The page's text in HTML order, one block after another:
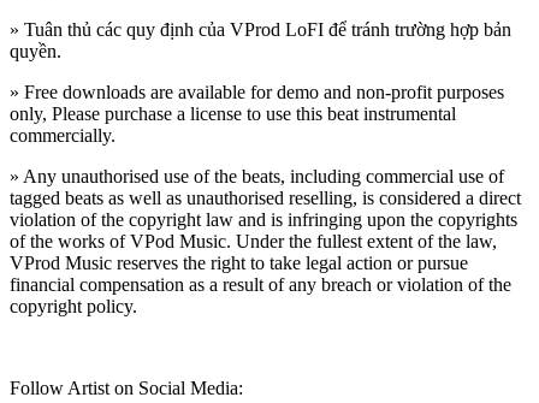
» Tuân thủ các quy định của VProd LoFI để tránh trường hợp bản
quyền.
» Free downloads are available for demo and non-profit purposes
only, Please purchase a license to use this beat instrumental
commercially.
» Any unauthorised use of the beats, including commercial use of
tagged beats as well as unauthorised reselling, is considered a direct
violation of the copyright law and is infringing upon the copyrights
of the works of VPod Music. Under the fullest extent of the law,
VProd Music reserves the right to take legal action or pursue
financial compensation as a result of any breach or violation of the
copyright policy.
Follow Artist on Social Media: